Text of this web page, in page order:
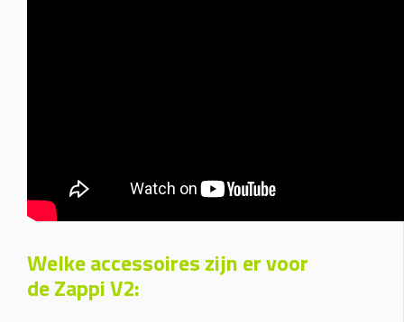
Welke accessoires zijn er voor
de Zappi V2: